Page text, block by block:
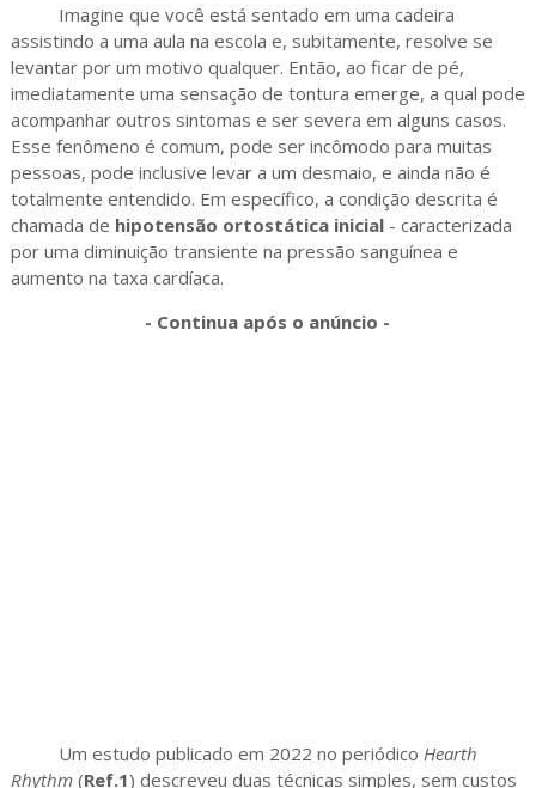
Imagine que você está sentado em uma cadeira
assistindo a uma aula na escola e, subitamente, resolve se
levantar por um motivo qualquer. Então, ao ficar de pé,
imediatamente uma sensação de tontura emerge, a qual pode
acompanhar outros sintomas e ser severa em alguns casos.
Esse fenômeno é comum, pode ser incômodo para muitas
pessoas, pode inclusive levar a um desmaio, e ainda não é
totalmente entendido. Em específico, a condição descrita é
chamada de hipotensão ortostática inicial- caracterizada
por uma diminuição transiente na pressão sanguínea e
aumento na taxa cardíaca.
- Continua após o anúncio -
Um estudo publicado em 2022 no periódico Hearth
Rhythm(Ref.1) descreveu duas técnicas simples, sem custos